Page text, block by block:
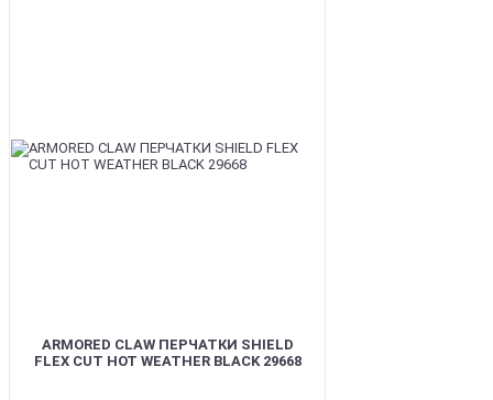
ARMORED CLAW ПЕРЧАТКИ SHIELD
FLEX CUT HOT WEATHER BLACK 29668